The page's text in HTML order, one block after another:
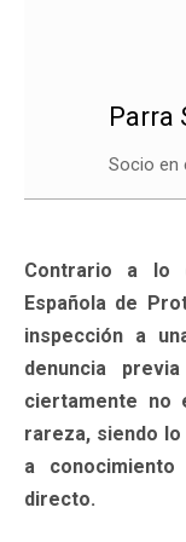
Parra
Socio en
Contrario a lo
Española de
inspección a
denuncia
ciertamente no
rareza, siendo
a
directo.